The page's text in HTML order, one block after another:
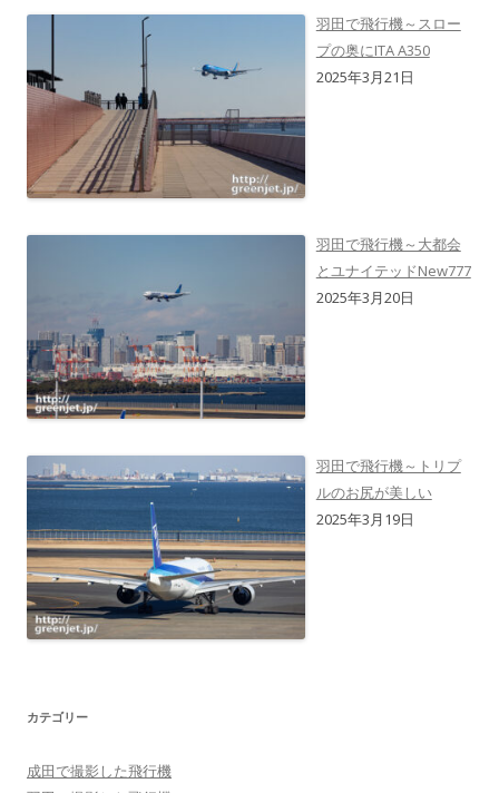
羽田で飛行機～スロー
プの奥にITA A350
2025年3月21日
羽田で飛行機～大都会
とユナイテッドNew777
2025年3月20日
羽田で飛行機～トリプ
ルのお尻が美しい
2025年3月19日
カテゴリー
成田で撮影した飛行機